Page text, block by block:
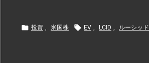
 投資 , 米国株  EV , LCID , ルーシッド